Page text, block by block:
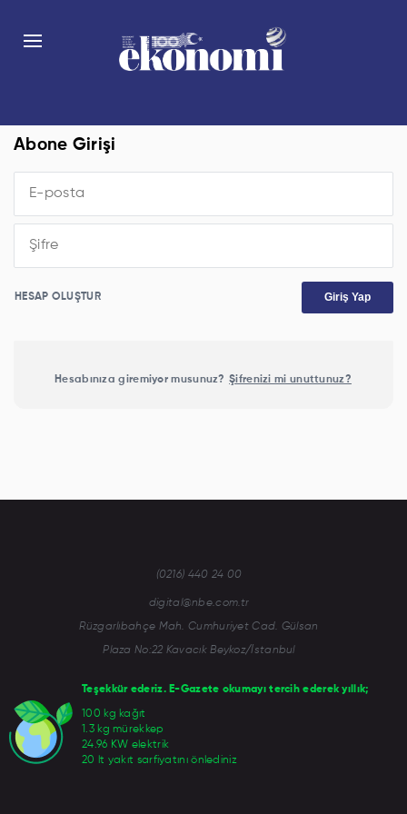
Abone Girişi
HESAP OLUŞTUR Giriş Yap
Hesabınıza giremiyor musunuz? Şifrenizi mi unuttunuz?
Teşekkür ederiz. E-Gazete okumayı tercih ederek yıllık;
100 kg kağıt
1.3 kg mürekkep
24.96 KW elektrik
20 lt yakıt sarfiyatını önlediniz
(0216) 440 24 00
digital@nbe.com.tr
Rüzgarlıbahçe Mah. Cumhuriyet Cad. Gülsan
Plaza No:22 Kavacık Beykoz/İstanbul